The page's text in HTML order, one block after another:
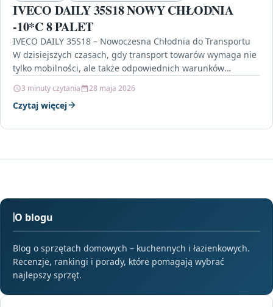
IVECO DAILY 35S18 NOWY CHŁODNIA
-10*C 8 PALET
IVECO DAILY 35S18 – Nowoczesna Chłodnia do Transportu
W dzisiejszych czasach, gdy transport towarów wymaga nie
tylko mobilności, ale także odpowiednich warunków
3 minuty czytania 28 maja 2026
Czytaj więcej
O blogu
Blog o sprzętach domowych – kuchennych i łazienkowych.
Recenzje, rankingi i porady, które pomagają wybrać
najlepszy sprzęt.